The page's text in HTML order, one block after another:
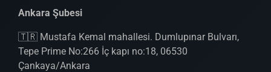
Ankara Şubesi
🇹🇷 Mustafa Kemal mahallesi. Dumlupınar Bulvarı,
Tepe Prime No:266 İç kapı no:18, 06530
Çankaya/Ankara